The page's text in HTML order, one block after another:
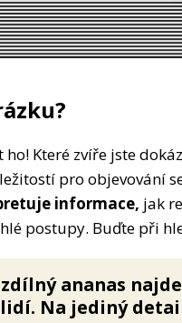
ho! Které zvíře jste
pro objevování
informace, jak
postupy. Buďte při
ananas
Na jediný